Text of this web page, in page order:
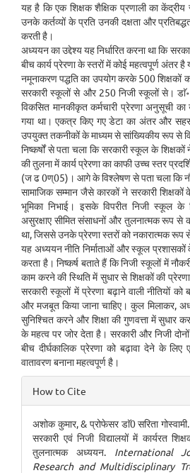
यह है कि एक शिक्षक शैक्षिक प्रणाली का
उनके कर्तव्यों के प्रति उनकी दक्षता और
करती है।
अध्ययन का उद्देश्य यह निर्धारित करना था कि
बीच कार्य प्रेरणा के स्तरों में कोई महत्वपूर्ण अंतर
नमूनाकरण पद्धति का उपयोग करके 500 शिक्षकों
सरकारी स्कूलों से और 250 निजी स्कूलों से। डाॅ॰
विकसित मानकीकृत कर्मचारी प्रेरणा अनुसूची
गया था। एकत्र किए गए डेटा का अंतर और
उपयुक्त तकनीकों के माध्यम से सांख्यिकीय रूप से
निष्कर्षों से पता चला कि सरकारी स्कूल के
की तुलना में कार्य प्रेरणा का काफी उच्च स्तर
(ज ढ 0ण्05)। आगे के विश्लेषण से पता चला कि
सामाजिक सम्मान जैसे कारकों ने सरकारी शिक्षकों
भूमिका निभाई। इसके विपरीत निजी स्कूल के
असुरक्षाए सीमित संसाधनों और तुलनात्मक रूप से
था, जिससे उनके प्रेरणा स्तरों को नकारात्मक रूप
यह अध्ययन नीति निर्माताओं और स्कूल प्रशासकों
करता है। निष्कर्ष बताते हैं कि निजी स्कूलों में
काम करने की स्थिति में सुधार से शिक्षकों की
सरकारी स्कूलों में प्रेरणा बढ़ाने वाली नीतियों को
और मजबूत किया जाना चाहिए। कुल मिलाकर,
सुनिश्चित करने और शिक्षा की गुणवत्ता में सुधार
के महत्व पर जोर देता है। सरकारी और निजी
बीच दीर्घकालिक प्रेरणा को बढ़ावा देने के
वातावरण बनाना महत्वपूर्ण है।
Article
Details
How to Cite
अशोक कुमार, & प्रोफेसर डाॅ0 सरिता
सरकारी एवं निजी विद्यालयों में कार्यरत
तुलनात्मक अध्ययन. International
Research and Multidisciplinary